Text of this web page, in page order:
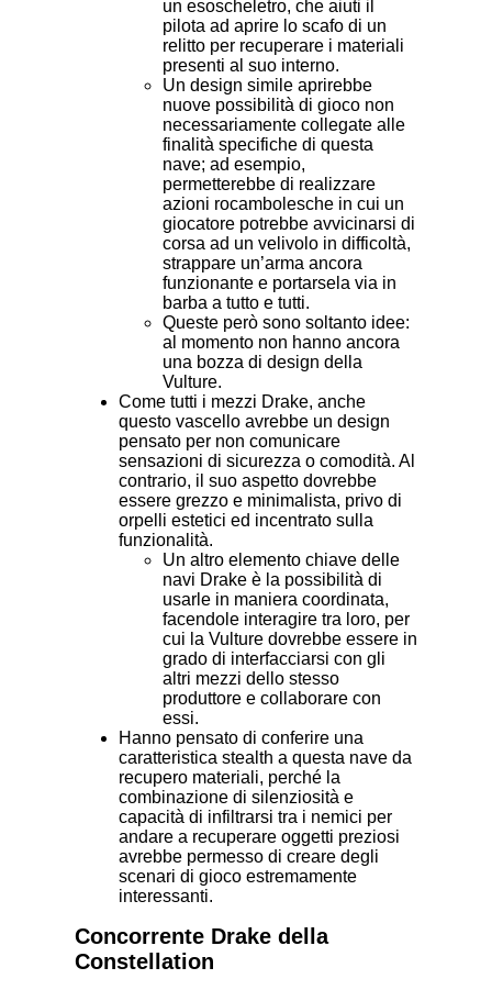
un esoscheletro, che aiuti il
pilota ad aprire lo scafo di un
relitto per recuperare i materiali
presenti al suo interno.
Un design simile aprirebbe
nuove possibilità di gioco non
necessariamente collegate alle
finalità specifiche di questa
nave; ad esempio,
permetterebbe di realizzare
azioni rocambolesche in cui un
giocatore potrebbe avvicinarsi di
corsa ad un velivolo in difficoltà,
strappare un’arma ancora
funzionante e portarsela via in
barba a tutto e tutti.
Queste però sono soltanto idee:
al momento non hanno ancora
una bozza di design della
Vulture.
Come tutti i mezzi Drake, anche
questo vascello avrebbe un design
pensato per non comunicare
sensazioni di sicurezza o comodità. Al
contrario, il suo aspetto dovrebbe
essere grezzo e minimalista, privo di
orpelli estetici ed incentrato sulla
funzionalità.
Un altro elemento chiave delle
navi Drake è la possibilità di
usarle in maniera coordinata,
facendole interagire tra loro, per
cui la Vulture dovrebbe essere in
grado di interfacciarsi con gli
altri mezzi dello stesso
produttore e collaborare con
essi.
Hanno pensato di conferire una
caratteristica stealth a questa nave da
recupero materiali, perché la
combinazione di silenziosità e
capacità di infiltrarsi tra i nemici per
andare a recuperare oggetti preziosi
avrebbe permesso di creare degli
scenari di gioco estremamente
interessanti.
Concorrente Drake della
Constellation